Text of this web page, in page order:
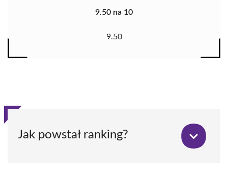
9.50 na 10
9.50
Jak powstał ranking?